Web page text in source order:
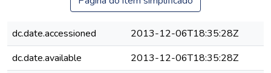
dc.date.accessioned
2013-12-06T18:35:28Z
dc.date.available
2013-12-06T18:35:28Z